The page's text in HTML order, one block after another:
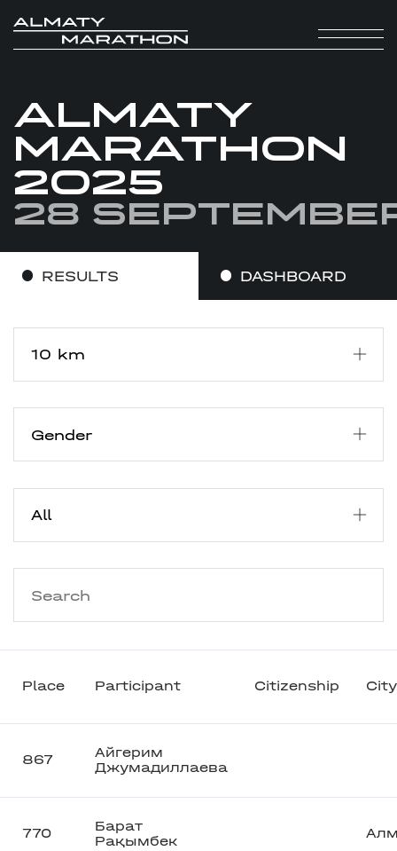
ALMATY
MARATHON
2025
28
RESULTS DASHBOARD
Place Participant Citizenship City
867
Айгерим
Джумадиллаева
770
Барат
Рақымбек